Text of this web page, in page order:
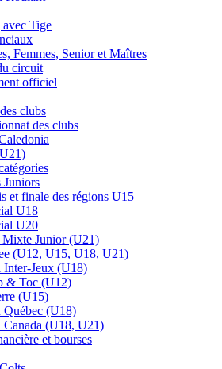
Tige
Femmes, Senior et Maîtres
circuit
officiel
clubs
des clubs
Juniors
et finale des régions U15
U18
U20
Junior (U21)
(U12, U15, U18, U21)
Inter-Jeux (U18)
& Toc (U12)
(U15)
Québec (U18)
Canada (U18, U21)
et bourses